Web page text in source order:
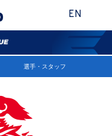
EN
選手・スタッフ